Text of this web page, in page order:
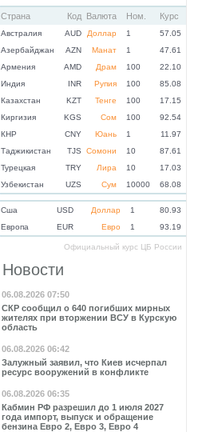
Страна Код Валюта Ном. Курс
Австралия AUD Доллар 1
57.05
Азербайджан
AZN Манат 1
47.61
Армения
AMD Драм 100
22.10
Индия
INR Рупия 100
85.08
Казахстан
KZT Тенге 100
17.15
Киргизия
KGS Сом 100
92.54
КНР
CNY Юань 1
11.97
Таджикистан
TJS Сомони 10
87.61
Турецкая
TRY Лира 10
17.03
Узбекистан
UZS Сум 10000 68.08
Cша USD Доллар 1
80.93
Eвропа
EUR Евро 1 93.19
Официальный курс ЦБ России
Новости
06.08.2026 07:50
СКР сообщил о 640 погибших мирных
жителях при вторжении ВСУ в Курскую
область
06.08.2026 06:42
Залужный заявил, что Киев исчерпал
ресурс вооружений в конфликте
06.08.2026 06:35
Кабмин РФ разрешил до 1 июля 2027
года импорт, выпуск и обращение
бензина Евро 2, Евро 3, Евро 4